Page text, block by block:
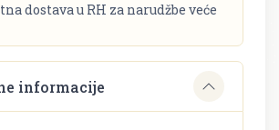
dostava u RH za narudžbe veće
informacije